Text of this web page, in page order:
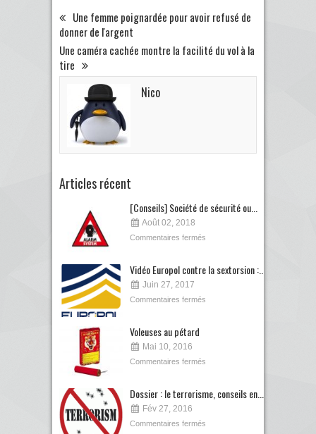
Une femme poignardée pour avoir refusé de
donner de l'argent
Une caméra cachée montre la facilité du vol à la
tire
Nico
Articles récent
[Conseils] Société de sécurité ou...
Août 02, 2018
Commentaires fermés
Vidéo Europol contre la sextorsion :...
Juin 27, 2017
Commentaires fermés
Voleuses au pétard
Mai 10, 2016
Commentaires fermés
Dossier : le terrorisme, conseils en...
Fév 27, 2016
Commentaires fermés